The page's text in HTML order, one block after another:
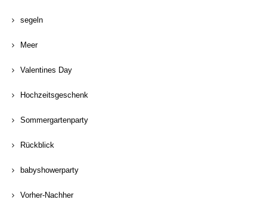
segeln
Meer
Valentines Day
Hochzeitsgeschenk
Sommergartenparty
Rückblick
babyshowerparty
Vorher-Nachher